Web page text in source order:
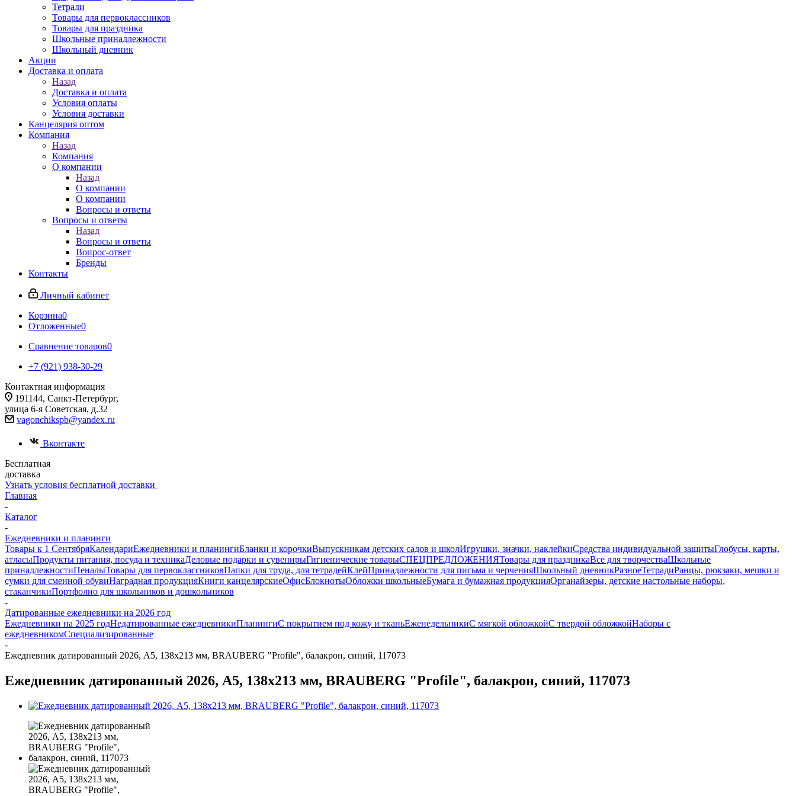
Тетради
Товары для первоклассников
Товары для праздника
Школьные принадлежности
Школьный дневник
Акции
Доставка и оплата
Назад
Доставка и оплата
Условия оплаты
Условия доставки
Канцелярия оптом
Компания
Назад
Компания
О компании
Назад
О компании
О компании
Вопросы и ответы
Вопросы и ответы
Назад
Вопросы и ответы
Вопрос-ответ
Бренды
Контакты
Личный кабинет
Корзина0
Отложенные0
Сравнение товаров0
+7 (921) 938-30-29
Контактная информация
191144, Санкт-Петербург,
улица 6-я Советская, д.32
vagonchikspb@yandex.ru
Вконтакте
Бесплатная
доставка
Узнать условия бесплатной доставки
Главная
-
Каталог
-
Ежедневники и планинги
Товары к 1 СентябряКалендариЕжедневники и планингиБланки и корочкиВыпускникам детских садов и школИгрушки, значки, наклейкиСредства индивидуальной защитыГлобусы, карты,
атласыПродукты питания, посуда и техникаДеловые подарки и сувенирыГигиенические товарыСПЕЦПРЕДЛОЖЕНИЯТовары для праздникаВсе для творчестваШкольные
принадлежностиПеналыТовары для первоклассниковПапки для труда, для тетрадейКлейПринадлежности для письма и черченияШкольный дневникРазноеТетрадиРанцы, рюкзаки, мешки и
сумки для сменной обувиНаградная продукцияКниги канцелярскиеОфисБлокнотыОбложки школьныеБумага и бумажная продукцияОрганайзеры, детские настольные наборы,
стаканчикиПортфолио для школьников и дошкольников
-
Датированные ежедневники на 2026 год
Ежедневники на 2025 годНедатированные ежедневникиПланингиС покрытием под кожу и тканьЕженедельникиС мягкой обложкойС твердой обложкойНаборы с
ежедневникомСпециализированные
-
Ежедневник датированный 2026, А5, 138x213 мм, BRAUBERG "Profile", балакрон, синий, 117073
Ежедневник датированный 2026, А5, 138x213 мм, BRAUBERG "Profile", балакрон, синий, 117073